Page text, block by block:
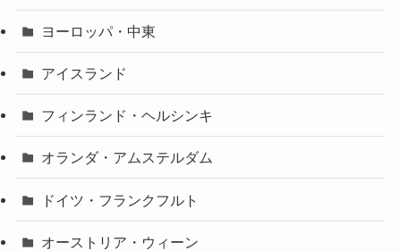
ヨーロッパ・中東
アイスランド
フィンランド・ヘルシンキ
オランダ・アムステルダム
ドイツ・フランクフルト
オーストリア・ウィーン